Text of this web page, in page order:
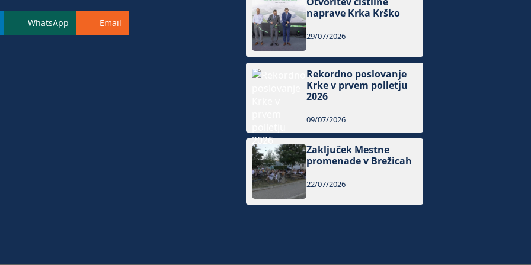
WhatsApp Email
naprave Krka Krško
29/07/2026
Rekordno poslovanje
Krke v prvem polletju
2026
09/07/2026
Zaključek Mestne
promenade v Brežicah
22/07/2026